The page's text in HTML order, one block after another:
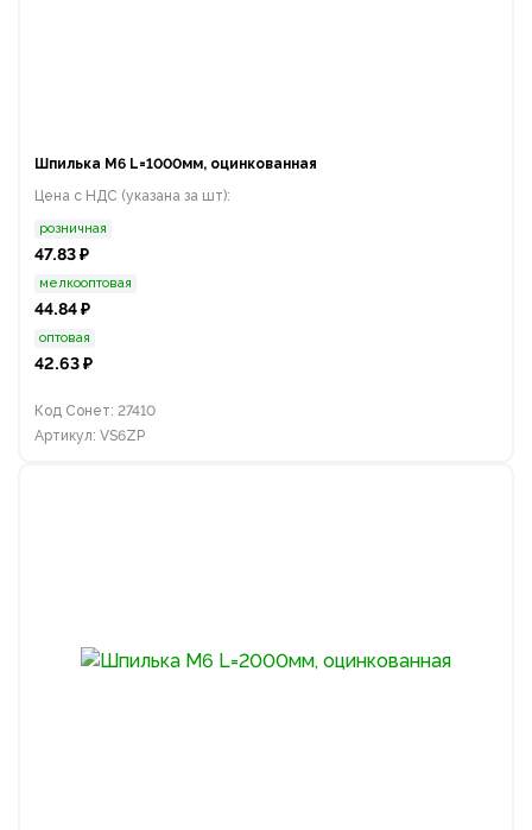
Шпилька М6 L=1000мм, оцинкованная
Цена с НДС (указана за шт):
розничная
47.83 ₽
мелкооптовая
44.84 ₽
оптовая
42.63 ₽
Код Сонет: 27410
Артикул: VS6ZP